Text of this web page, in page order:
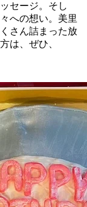
セージ。そし
への想い。美里
さん詰まった放
は、ぜひ、